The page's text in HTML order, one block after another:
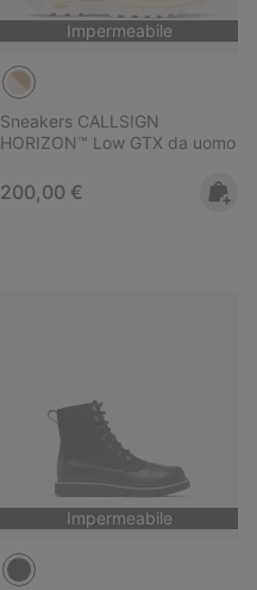
Impermeabile
Sneakers CALLSIGN
HORIZON™ Low GTX da uomo
Regular price:
200,00 €
Impermeabile